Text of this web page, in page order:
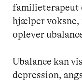
familieterapeut
hjælper voksne,
oplever
Ubalance kan
depression,